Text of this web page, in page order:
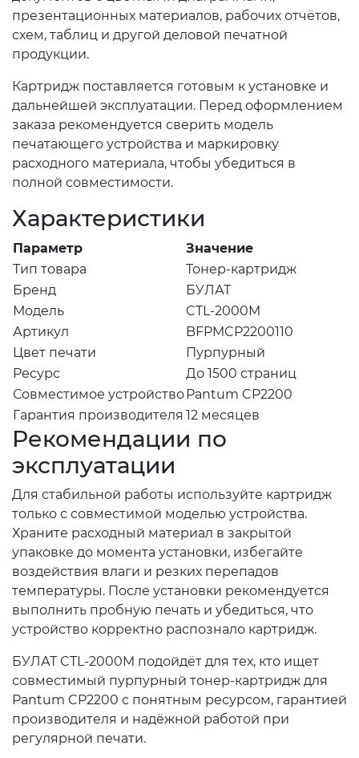
презентационных материалов, рабочих отчётов,
схем, таблиц и другой деловой печатной
продукции.
Картридж поставляется готовым к установке и
дальнейшей эксплуатации. Перед оформлением
заказа рекомендуется сверить модель
печатающего устройства и маркировку
расходного материала, чтобы убедиться в
полной совместимости.
Характеристики
Параметр
Значение
Тип товара
Тонер-картридж
Бренд
БУЛАТ
Модель
CTL-2000M
Артикул
BFPMCP2200110
Цвет печати
Пурпурный
Ресурс
До 1500 страниц
Совместимое устройство Pantum CP2200
Гарантия производителя 12 месяцев
Рекомендации по
эксплуатации
Для стабильной работы используйте картридж
только с совместимой моделью устройства.
Храните расходный материал в закрытой
упаковке до момента установки, избегайте
воздействия влаги и резких перепадов
температуры. После установки рекомендуется
выполнить пробную печать и убедиться, что
устройство корректно распознало картридж.
БУЛАТ CTL-2000M подойдёт для тех, кто ищет
совместимый пурпурный тонер-картридж для
Pantum CP2200 с понятным ресурсом, гарантией
производителя и надёжной работой при
регулярной печати.